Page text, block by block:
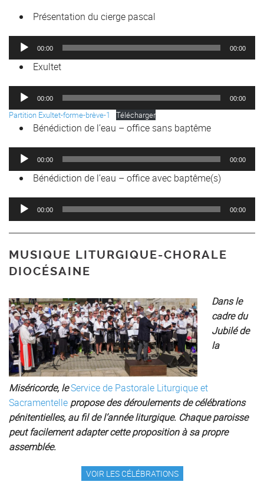
Présentation du cierge pascal
Lecteur
audio
00:00 00:00
Exultet
Lecteur
audio
00:00 00:00
Partition Exultet-forme-brève-1 Télécharger
Bénédiction de l’eau – office sans baptême
Lecteur
audio
00:00 00:00
Bénédiction de l’eau – office avec baptême(s)
Lecteur
audio
00:00 00:00
MUSIQUE LITURGIQUE-CHORALE
DIOCÉSAINE
Dans le
cadre du
Jubilé de
la
Miséricorde, leService de Pastorale Liturgique et
Sacramentelle propose des déroulements de célébrations
pénitentielles, au fil de l’année liturgique. Chaque paroisse
peut facilement adapter cette proposition à sa propre
assemblée.
VOIR LES CÉLÉBRATIONS